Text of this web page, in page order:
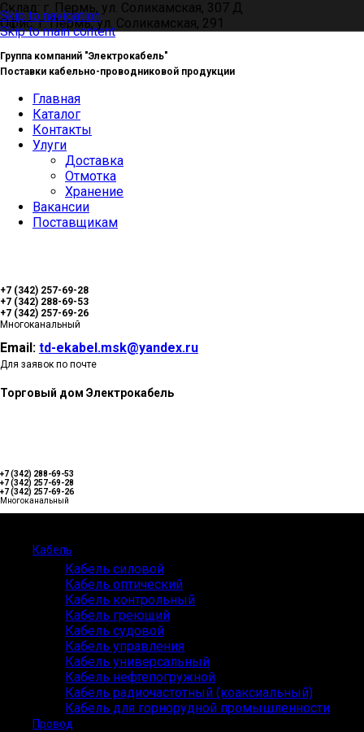
Skip to navigation
Skip to main content
Склад: г. Пермь, ул. Соликамская, 307 Д
Офис: г. Пермь, ул. Соликамская, 291
Группа компаний "Электрокабель"
Поставки кабельно-проводниковой продукции
Главная
Каталог
Контакты
Улуги
Доставка
Отмотка
Хранение
Вакансии
Поставщикам
+7 (342) 257-69-28
+7 (342) 288-69-53
+7 (342) 257-69-26
Многоканальный
Email: td-ekabel.msk@yandex.ru
Для заявок по почте
Торговый дом Электрокабель
+7 (342) 288-69-53
+7 (342) 257-69-28
+7 (342) 257-69-26
Многоканальный
Кабель
Кабель силовой
Кабель оптический
Кабель контрольный
Кабель греющий
Кабель судовой
Кабель управления
Кабель универсальный
Кабель нефтепогружной
Кабель радиочастотный (коаксиальный)
Кабель для горнорудной промышленности
Провод